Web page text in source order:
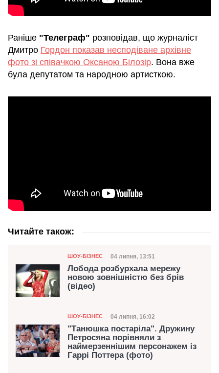
Раніше "Телеграф" розповідав, що журналіст
Дмитро Гордон показав несподіване архівне
фото зі співачкою Оксаною Білозір. Вона вже
була депутатом та народною артисткою.
Читайте також:
Категорія
ШОУ-БІЗНЕС Дата публікації
04 липня, 13:51
Лобода розбурхала мережу
новою зовнішністю без брів
(відео)
Категорія
ШОУ-БІЗНЕС Дата публікації
04 липня, 16:02
"Танюшка постаріла". Дружину
Петросяна порівняли з
наймерзеннішим персонажем із
Гаррі Поттера (фото)